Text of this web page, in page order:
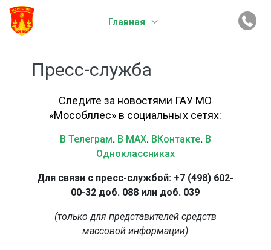
Главная
Пресс-служба
Следите за новостями ГАУ МО
«Мособллес» в социальных сетях:
В Телеграм. В MAX. ВКонтакте. В
Одноклассниках
Для связи с пресс-службой: +7 (498) 602-
00-32 доб. 088 или доб. 039
(только для представителей средств
массовой информации)